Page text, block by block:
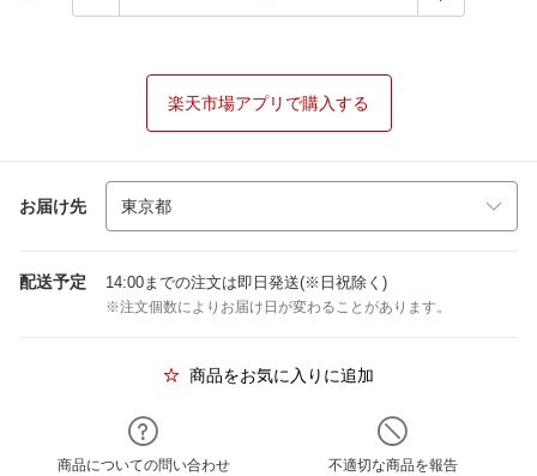
楽天市場アプリで購入する
お届け先
配送予定 14:00までの注文は即日発送(※日祝除く)
※注文個数によりお届け日が変わることがあります。
商品をお気に入りに追加
商品についての問い合わせ 不適切な商品を報告